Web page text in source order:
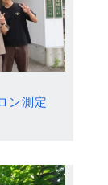
ン測定